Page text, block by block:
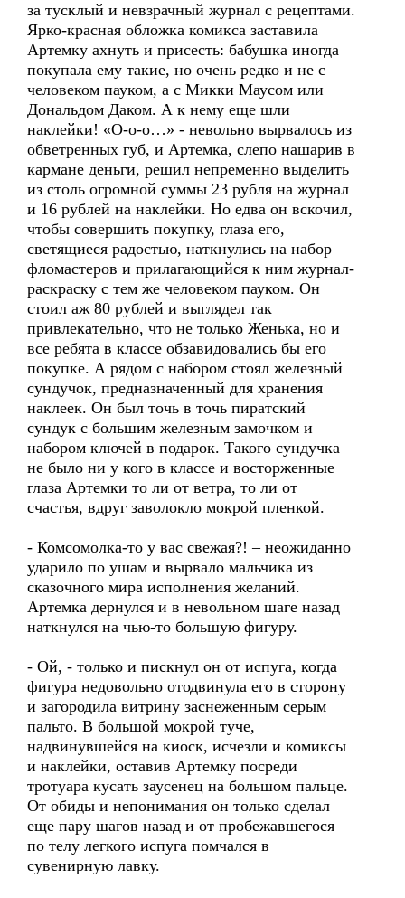
за тусклый и невзрачный журнал с рецептами.
Ярко-красная обложка комикса заставила
Артемку ахнуть и присесть: бабушка иногда
покупала ему такие, но очень редко и не с
человеком пауком, а с Микки Маусом или
Дональдом Даком. А к нему еще шли
наклейки! «О-о-о…» - невольно вырвалось из
обветренных губ, и Артемка, слепо нашарив в
кармане деньги, решил непременно выделить
из столь огромной суммы 23 рубля на журнал
и 16 рублей на наклейки. Но едва он вскочил,
чтобы совершить покупку, глаза его,
светящиеся радостью, наткнулись на набор
фломастеров и прилагающийся к ним журнал-
раскраску с тем же человеком пауком. Он
стоил аж 80 рублей и выглядел так
привлекательно, что не только Женька, но и
все ребята в классе обзавидовались бы его
покупке. А рядом с набором стоял железный
сундучок, предназначенный для хранения
наклеек. Он был точь в точь пиратский
сундук с большим железным замочком и
набором ключей в подарок. Такого сундучка
не было ни у кого в классе и восторженные
глаза Артемки то ли от ветра, то ли от
счастья, вдруг заволокло мокрой пленкой.
- Комсомолка-то у вас свежая?! – неожиданно
ударило по ушам и вырвало мальчика из
сказочного мира исполнения желаний.
Артемка дернулся и в невольном шаге назад
наткнулся на чью-то большую фигуру.
- Ой, - только и пискнул он от испуга, когда
фигура недовольно отодвинула его в сторону
и загородила витрину заснеженным серым
пальто. В большой мокрой туче,
надвинувшейся на киоск, исчезли и комиксы
и наклейки, оставив Артемку посреди
тротуара кусать заусенец на большом пальце.
От обиды и непонимания он только сделал
еще пару шагов назад и от пробежавшегося
по телу легкого испуга помчался в
сувенирную лавку.